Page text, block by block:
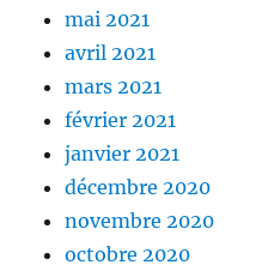
mai 2021
avril 2021
mars 2021
février 2021
janvier 2021
décembre 2020
novembre 2020
octobre 2020